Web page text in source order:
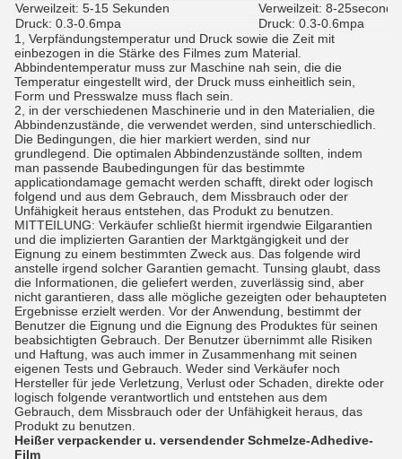
Verweilzeit: 5-15 Sekunden
Verweilzeit: 8-25seconds
Druck: 0.3-0.6mpa
Druck: 0.3-0.6mpa
1, Verpfändungstemperatur und Druck sowie die Zeit mit
einbezogen in die Stärke des Filmes zum Material.
Abbindentemperatur muss zur Maschine nah sein, die die
Temperatur eingestellt wird, der Druck muss einheitlich sein,
Form und Presswalze muss flach sein.
2, in der verschiedenen Maschinerie und in den Materialien, die
Abbindenzustände, die verwendet werden, sind unterschiedlich.
Die Bedingungen, die hier markiert werden, sind nur
grundlegend. Die optimalen Abbindenzustände sollten, indem
man passende Baubedingungen für das bestimmte
applicationdamage gemacht werden schafft, direkt oder logisch
folgend und aus dem Gebrauch, dem Missbrauch oder der
Unfähigkeit heraus entstehen, das Produkt zu benutzen.
MITTEILUNG: Verkäufer schließt hiermit irgendwie Eilgarantien
und die implizierten Garantien der Marktgängigkeit und der
Eignung zu einem bestimmten Zweck aus. Das folgende wird
anstelle irgend solcher Garantien gemacht. Tunsing glaubt, dass
die Informationen, die geliefert werden, zuverlässig sind, aber
nicht garantieren, dass alle mögliche gezeigten oder behaupteten
Ergebnisse erzielt werden. Vor der Anwendung, bestimmt der
Benutzer die Eignung und die Eignung des Produktes für seinen
beabsichtigten Gebrauch. Der Benutzer übernimmt alle Risiken
und Haftung, was auch immer in Zusammenhang mit seinen
eigenen Tests und Gebrauch. Weder sind Verkäufer noch
Hersteller für jede Verletzung, Verlust oder Schaden, direkte oder
logisch folgende verantwortlich und entstehen aus dem
Gebrauch, dem Missbrauch oder der Unfähigkeit heraus, das
Produkt zu benutzen.
Heißerverpackender u. versendenderSchmelze-Adhedive-
Film